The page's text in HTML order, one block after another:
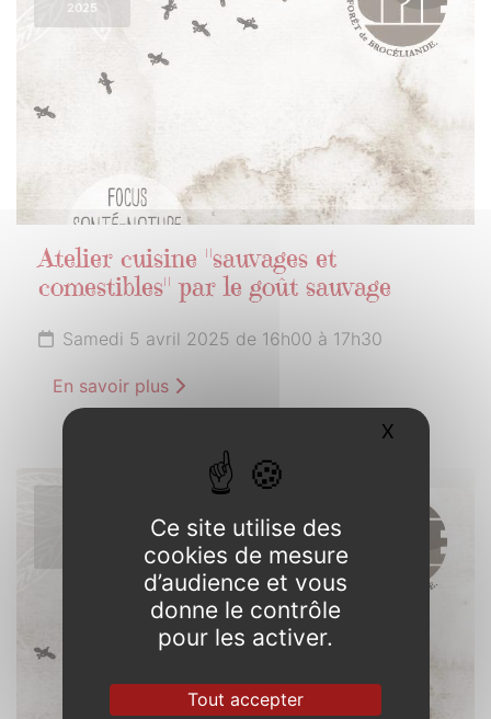
2025
Atelier cuisine "sauvages et
comestibles" par le goût sauvage
Samedi 5 avril 2025 de 16h00 à 17h30
En savoir plus
Ce site utilise des
cookies de mesure
d’audience et vous
donne le contrôle
pour les activer.
Tout accepter
X Masquer